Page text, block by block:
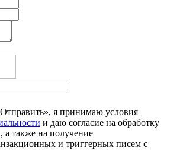
я принимаю условия
и даю согласие на обработку
также на получение
и триггерных писем с